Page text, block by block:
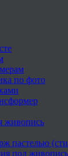
по фото
живопись
пастелью
под живопись